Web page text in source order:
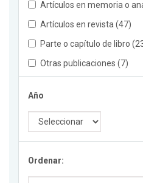
Artículos en memoria o
Artículos en revista (47)
Parte o capítulo de libro
Otras publicaciones (7)
Año
Ordenar: